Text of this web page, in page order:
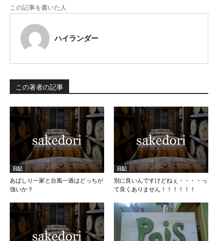
この記事を書いた人
ハイランダー
この著者の記事
日記
あばしり一家と台風一過はどっちが
強いか？
日記
別に良いんですけどねぇ・・・・っ
て良くありません！！！！！！